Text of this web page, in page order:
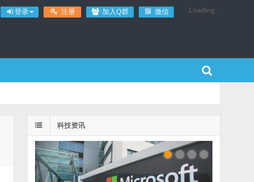
登录 注册 加入Q群 微信 Loading...
科技资讯